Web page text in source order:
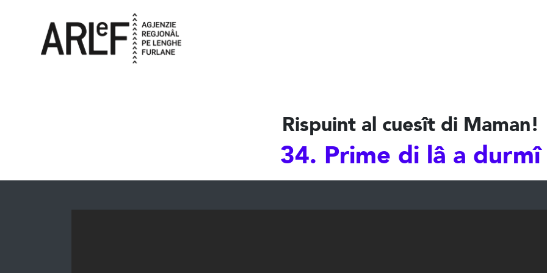
Rispuint al cuesît di Maman!
34. Prime di lâ a durmî